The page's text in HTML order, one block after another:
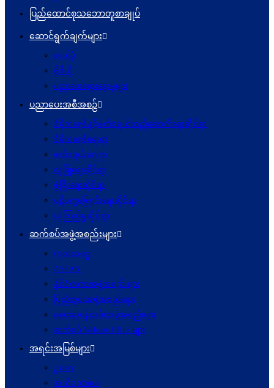
ပြည်ထောင်စုသဘောတူစာချုပ်
ဆောင်ရွက်ချက်များ
ဓာတ်ပုံ
ဗွီဒီယို
ပညာပေးဆွေးနွေးမှုများ
ပညာပေးအစီအစဉ်
ဒီမိုကရေစီနှင့်ဖက်ဒရယ်တည်ဆောက်ရေးဆိုင်ရာ
ဒီမိုကရေစီရေးရာ
ဖက်ဒရယ်ရေးရာ
လုံခြုံရေးဆိုင်ရာ
ဖွံဖြိုးရေးဆိုင်ရာ
ပဋိပက္ခ‌ဖြေရှင်းရေးဆိုင်ရာ
ယုံကြည်မှုဆိုင်ရာ
ဆက်စပ်အဖွဲ့အစည်းများ
ကုလသမဂ္ဂ
ASEAN
နိုင်ငံတကာအဖွဲ့အစည်းများ
ပြည်တွင်းအဖွဲ့အစည်းများ
စေတနာ့ဝန်ထမ်းအဖွဲ့အစည်းများ
ဆက်စပ် Website URLs များ
အရင်းအမြစ်များ
ဥပဒေ
အသိပညာပေး